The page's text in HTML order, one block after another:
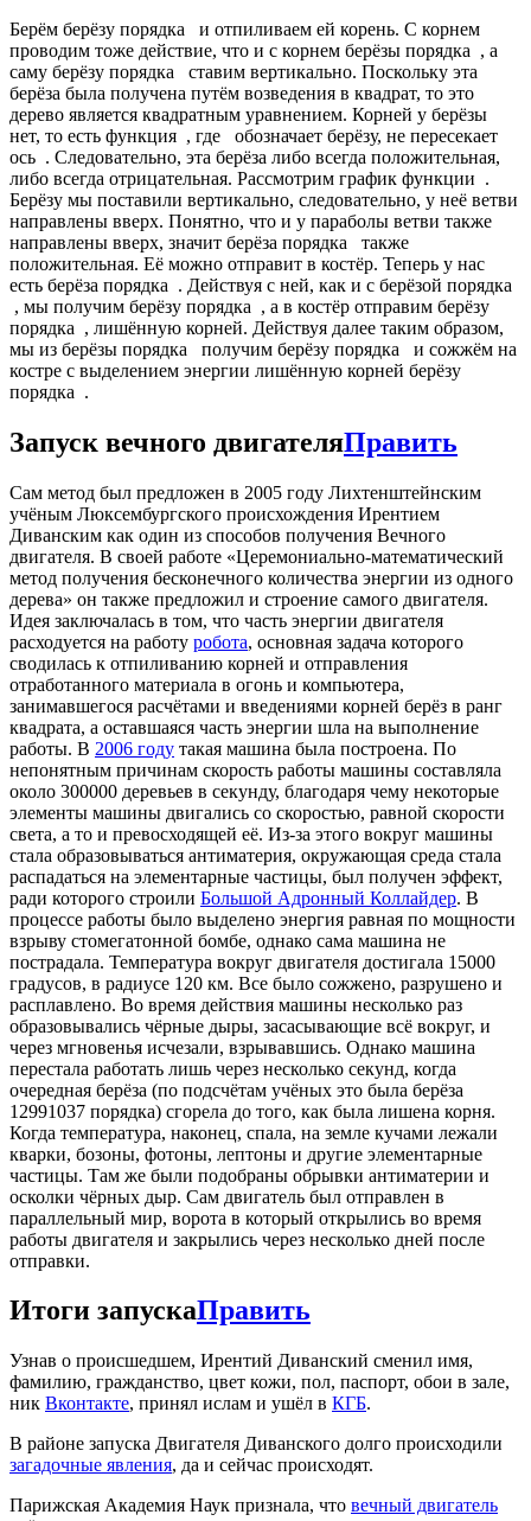
Берём берёзу порядка
и отпиливаем ей корень. С корнем
проводим тоже действие, что и с корнем берёзы порядка , а
саму берёзу порядка
ставим вертикально. Поскольку эта
берёза была получена путём возведения в квадрат, то это
дерево является квадратным уравнением. Корней у берёзы
нет, то есть функция , где
обозначает берёзу, не пересекает
ось . Следовательно, эта берёза либо всегда положительная,
либо всегда отрицательная. Рассмотрим график функции .
Берёзу мы поставили вертикально, следовательно, у неё ветви
направлены вверх. Понятно, что и у параболы ветви также
направлены вверх, значит берёза порядка
также
положительная. Её можно отправит в костёр. Теперь у нас
есть берёза порядка . Действуя с ней, как и с берёзой порядка
, мы получим берёзу порядка , а в костёр отправим берёзу
порядка , лишённую корней. Действуя далее таким образом,
мы из берёзы порядка
получим берёзу порядка
и сожжём на
костре с выделением энергии лишённую корней берёзу
порядка .
Запуск вечного двигателяПравить
Сам метод был предложен в 2005 году Лихтенштейнским
учёным Люксембургского происхождения Ирентием
Диванским как один из способов получения Вечного
двигателя. В своей работе «Церемониально-математический
метод получения бесконечного количества энергии из одного
дерева» он также предложил и строение самого двигателя.
Идея заключалась в том, что часть энергии двигателя
расходуется на работу робота, основная задача которого
сводилась к отпиливанию корней и отправления
отработанного материала в огонь и компьютера,
занимавшегося расчётами и введениями корней берёз в ранг
квадрата, а оставшаяся часть энергии шла на выполнение
работы. В 2006 году такая машина была построена. По
непонятным причинам скорость работы машины составляла
около 300000 деревьев в секунду, благодаря чему некоторые
элементы машины двигались со скоростью, равной скорости
света, а то и превосходящей её. Из-за этого вокруг машины
стала образовываться антиматерия, окружающая среда стала
распадаться на элементарные частицы, был получен эффект,
ради которого строили Большой Адронный Коллайдер. В
процессе работы было выделено энергия равная по мощности
взрыву стомегатонной бомбе, однако сама машина не
пострадала. Температура вокруг двигателя достигала 15000
градусов, в радиусе 120 км. Все было сожжено, разрушено и
расплавлено. Во время действия машины несколько раз
образовывались чёрные дыры, засасывающие всё вокруг, и
через мгновенья исчезали, взрывавшись. Однако машина
перестала работать лишь через несколько секунд, когда
очередная берёза (по подсчётам учёных это была берёза
12991037 порядка) сгорела до того, как была лишена корня.
Когда температура, наконец, спала, на земле кучами лежали
кварки, бозоны, фотоны, лептоны и другие элементарные
частицы. Там же были подобраны обрывки антиматерии и
осколки чёрных дыр. Сам двигатель был отправлен в
параллельный мир, ворота в который открылись во время
работы двигателя и закрылись через несколько дней после
отправки.
Итоги запускаПравить
Узнав о происшедшем, Ирентий Диванский сменил имя,
фамилию, гражданство, цвет кожи, пол, паспорт, обои в зале,
ник Вконтакте, принял ислам и ушёл в КГБ.
В районе запуска Двигателя Диванского долго происходили
загадочные явления, да и сейчас происходят.
Парижская Академия Наук признала, что вечный двигатель